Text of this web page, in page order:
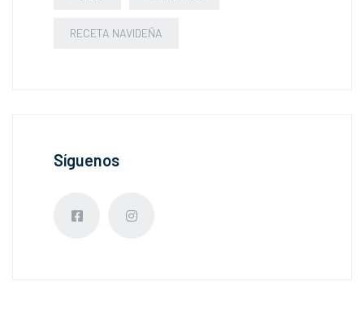
RECETA NAVIDEÑA
Síguenos